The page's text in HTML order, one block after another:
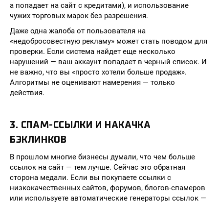
а попадает на сайт с кредитами), и использование
чужих торговых марок без разрешения.
Даже одна жалоба от пользователя на
«недобросовестную рекламу» может стать поводом для
проверки. Если система найдет еще несколько
нарушений — ваш аккаунт попадает в черный список. И
не важно, что вы «просто хотели больше продаж».
Алгоритмы не оценивают намерения — только
действия.
3. СПАМ-ССЫЛКИ И НАКАЧКА
БЭКЛИНКОВ
В прошлом многие бизнесы думали, что чем больше
ссылок на сайт — тем лучше. Сейчас это обратная
сторона медали. Если вы покупаете ссылки с
низкокачественных сайтов, форумов, блогов-спамеров
или используете автоматические генераторы ссылок —